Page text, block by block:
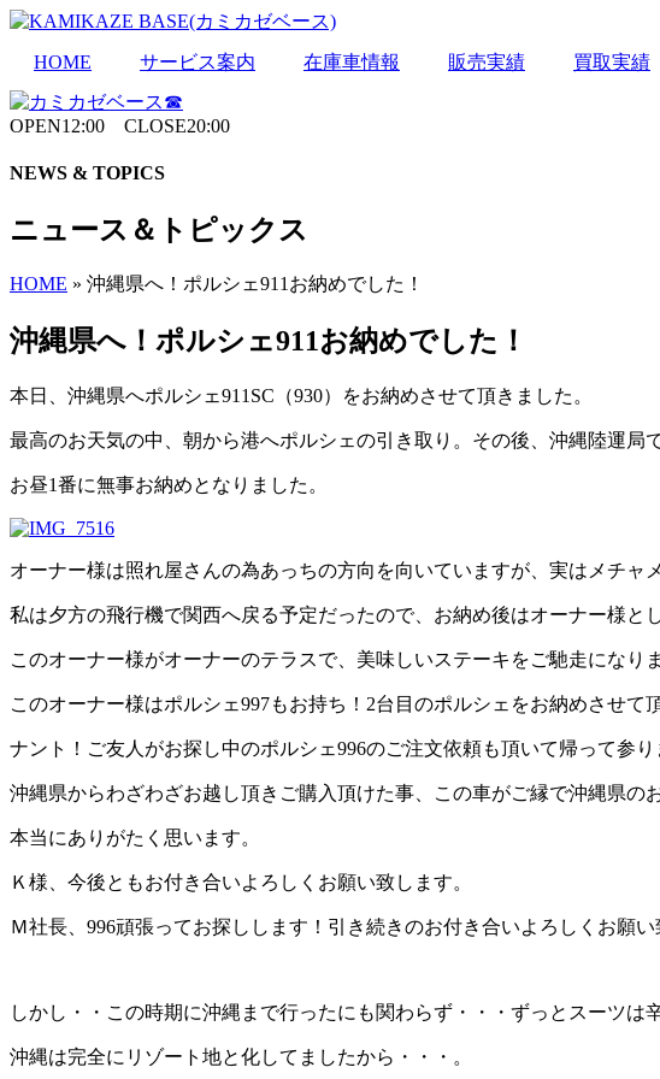
Skip
HOME サービス案内 在庫車情報 販売実績 買取実績
OPEN12:00 CLOSE20:00
NEWS & TOPICS
ニュース＆トピックス
HOME » 沖縄県へ！ポルシェ911お納めでした！
沖縄県へ！ポルシェ911お納めでした！
本日、沖縄県へポルシェ911SC（930）をお納めさせて頂きました。
最高のお天気の中、朝から港へポルシェの引き取り。その後、沖縄陸運局
お昼1番に無事お納めとなりました。
オーナー様は照れ屋さんの為あっちの方向を向いていますが、実はメチ
私は夕方の飛行機で関西へ戻る予定だったので、お納め後はオーナー様と
このオーナー様がオーナーのテラスで、美味しいステーキをご馳走になり
このオーナー様はポルシェ997もお持ち！2台目のポルシェをお納めさせて
ナント！ご友人がお探し中のポルシェ996のご注文依頼も頂いて帰って参り
沖縄県からわざわざお越し頂きご購入頂けた事、この車がご縁で沖縄県の
本当にありがたく思います。
Ｋ様、今後ともお付き合いよろしくお願い致します。
Ｍ社長、996頑張ってお探しします！引き続きのお付き合いよろしくお願い
しかし・・この時期に沖縄まで行ったにも関わらず・・・ずっとスーツは
沖縄は完全にリゾート地と化してましたから・・・。